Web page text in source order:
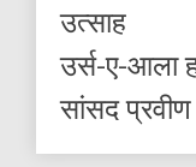
उत्साह
उर्स-ए-आला
सांसद